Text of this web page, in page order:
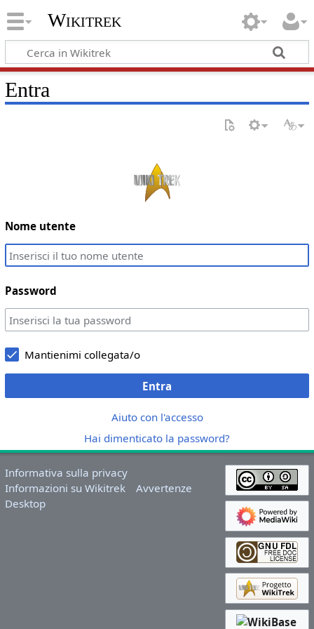
Wikitrek
Entra
Nome utente
Password
Mantienimi collegata/o
Entra
Aiuto con l'accesso
Hai dimenticato la password?
Informativa sulla privacy
Informazioni su Wikitrek
Avvertenze
Desktop